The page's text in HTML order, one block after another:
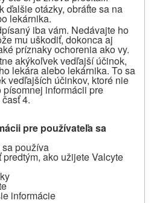
ďalšie otázky, obráťte sa na
lekárnika.
iba vám. Nedávajte ho
mu uškodiť, dokonca aj
príznaky ochorenia ako vy.
akýkoľvek vedľajší účinok,
lekára alebo lekárnika. To sa
vedľajších účinkov, ktoré nie
písomnej informácii pre
4.
pre používateľa sa
používa
ako užijete Valcyte
informácie